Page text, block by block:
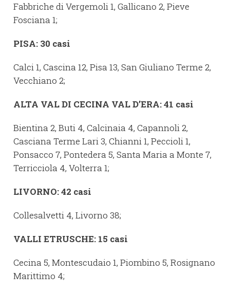
Fabbriche di Vergemoli 1, Gallicano 2, Pieve
Fosciana 1;
PISA: 30 casi
Calci 1, Cascina 12, Pisa 13, San Giuliano Terme 2,
Vecchiano 2;
ALTA VALDI CECINA VALD’ERA: 41 casi
Bientina 2, Buti 4, Calcinaia 4, Capannoli 2,
Casciana Terme Lari 3, Chianni 1, Peccioli 1,
Ponsacco 7, Pontedera 5, Santa Maria a Monte 7,
Terricciola 4, Volterra 1;
LIVORNO:42 casi
Collesalvetti 4, Livorno 38;
VALLI ETRUSCHE: 15 casi
Cecina 5, Montescudaio 1, Piombino 5, Rosignano
Marittimo 4;